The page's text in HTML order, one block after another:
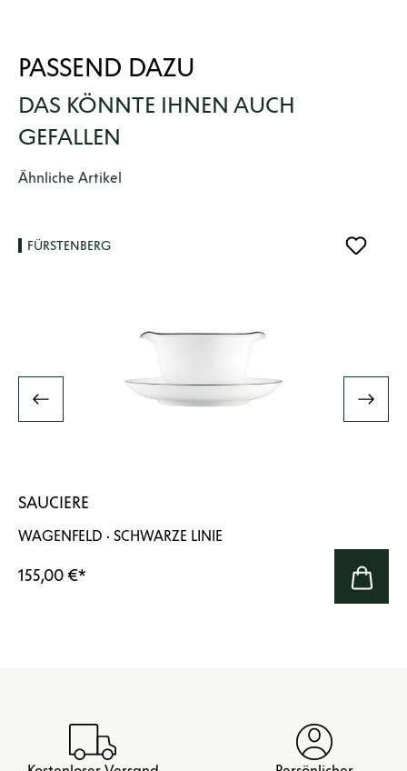
PASSEND DAZU
DAS KÖNNTE IHNEN AUCH
GEFALLEN
Produktgalerie überspringen
Ähnliche Artikel
FÜRSTENBERG
SAUCIERE
WAGENFELD · SCHWARZE LINIE
155,00 €*